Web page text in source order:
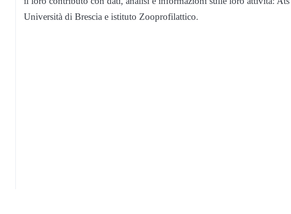
Università di Brescia e istituto Zooprofilattico.